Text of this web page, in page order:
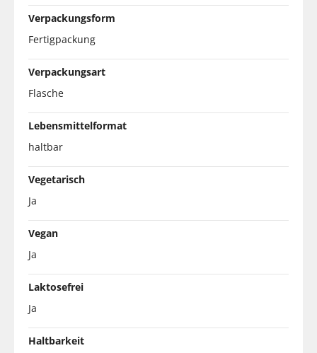
Verpackungsform
Fertigpackung
Verpackungsart
Flasche
Lebensmittelformat
haltbar
Vegetarisch
Ja
Vegan
Ja
Laktosefrei
Ja
Haltbarkeit